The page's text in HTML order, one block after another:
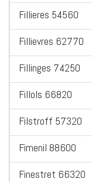
Fillieres 54560
Fillievres 62770
Fillinges 74250
Fillols 66820
Filstroff 57320
Fimenil 88600
Finestret 66320